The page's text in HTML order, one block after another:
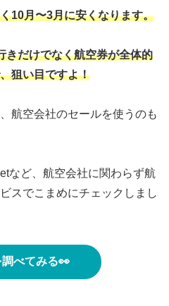
10月〜3月に安くなります。
きだけでなく航空券が全体的
狙い目ですよ！
航空会社のセールを使うのも
など、航空会社に関わらず航
スでこまめにチェックしまし
べてみる👀